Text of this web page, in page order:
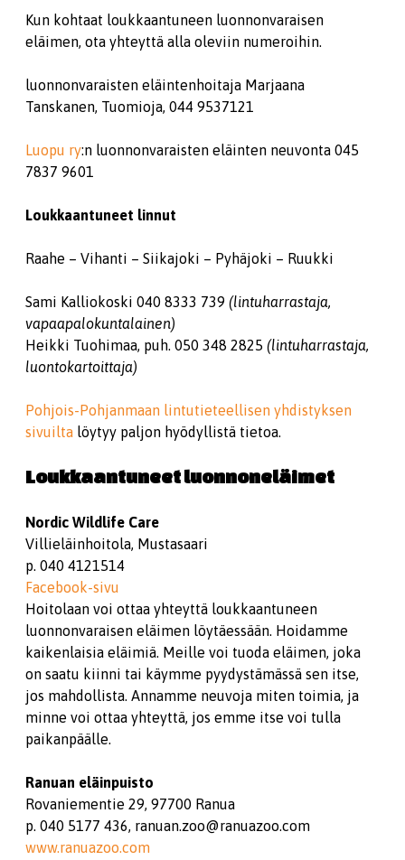
Kun kohtaat loukkaantuneen luonnonvaraisen
eläimen, ota yhteyttä alla oleviin numeroihin.
luonnonvaraisten eläintenhoitaja Marjaana
Tanskanen, Tuomioja, 044 9537121
Luopu ry:n luonnonvaraisten eläinten neuvonta 045
7837 9601
Loukkaantuneet linnut
Raahe – Vihanti – Siikajoki – Pyhäjoki – Ruukki
Sami Kalliokoski 040 8333 739 (lintuharrastaja,
vapaapalokuntalainen)
Heikki Tuohimaa, puh. 050 348 2825 (lintuharrastaja,
luontokartoittaja)
Pohjois-Pohjanmaan lintutieteellisen yhdistyksen
sivuilta löytyy paljon hyödyllistä tietoa.
Loukkaantuneet luonnoneläimet
Nordic Wildlife Care
Villieläinhoitola, Mustasaari
p. 040 4121514
Facebook-sivu
Hoitolaan voi ottaa yhteyttä loukkaantuneen
luonnonvaraisen eläimen löytäessään. Hoidamme
kaikenlaisia eläimiä. Meille voi tuoda eläimen, joka
on saatu kiinni tai käymme pyydystämässä sen itse,
jos mahdollista. Annamme neuvoja miten toimia, ja
minne voi ottaa yhteyttä, jos emme itse voi tulla
paikanpäälle.
Ranuan eläinpuisto
Rovaniementie 29, 97700 Ranua
p. 040 5177 436, ranuan.zoo@ranuazoo.com
www.ranuazoo.com